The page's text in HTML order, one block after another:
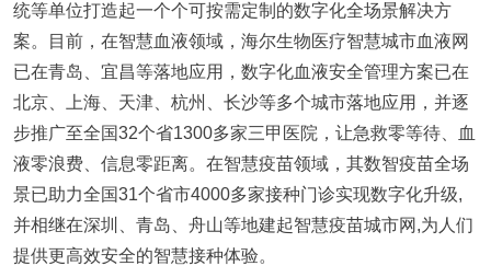
统等单位打造起一个个可按需定制的数字化全场景解决方
案。目前，在智慧血液领域，海尔生物医疗智慧城市血液网
已在青岛、宜昌等落地应用，数字化血液安全管理方案已在
北京、上海、天津、杭州、长沙等多个城市落地应用，并逐
步推广至全国32个省1300多家三甲医院，让急救零等待、血
液零浪费、信息零距离。在智慧疫苗领域，其数智疫苗全场
景已助力全国31个省市4000多家接种门诊实现数字化升级,
并相继在深圳、青岛、舟山等地建起智慧疫苗城市网,为人们
提供更高效安全的智慧接种体验。